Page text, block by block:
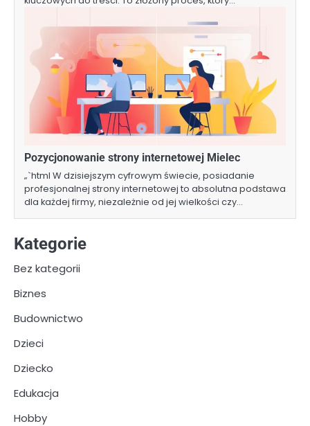
Pozycjonowanie strony internetowej Mielec
„`html W dzisiejszym cyfrowym świecie, posiadanie
profesjonalnej strony internetowej to absolutna podstawa
dla każdej firmy, niezależnie od jej wielkości czy…
Kategorie
Bez kategorii
Biznes
Budownictwo
Dzieci
Dziecko
Edukacja
Hobby